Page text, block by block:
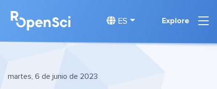
ES Explore
martes, 6 de junio de 2023